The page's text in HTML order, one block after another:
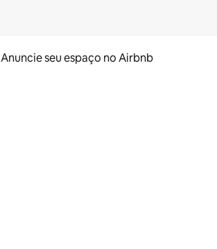
Anuncie seu espaço no Airbnb